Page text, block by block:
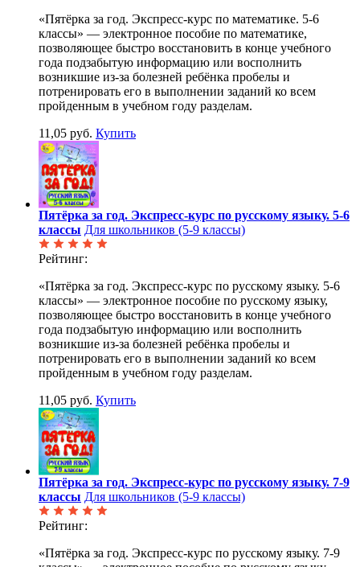
«Пятёрка за год. Экспресс-курс по математике. 5-6
классы» — электронное пособие по математике,
позволяющее быстро восстановить в конце учебного
года подзабытую информацию или восполнить
возникшие из-за болезней ребёнка пробелы и
потренировать его в выполнении заданий ко всем
пройденным в учебном году разделам.
11,05 руб. Купить
Пятёрка за год. Экспресс-курс по русскому языку. 5-6
классы Для школьников (5-9 классы)
Рейтинг:
«Пятёрка за год. Экспресс-курс по русскому языку. 5-6
классы» — электронное пособие по русскому языку,
позволяющее быстро восстановить в конце учебного
года подзабытую информацию или восполнить
возникшие из-за болезней ребёнка пробелы и
потренировать его в выполнении заданий ко всем
пройденным в учебном году разделам.
11,05 руб. Купить
Пятёрка за год. Экспресс-курс по русскому языку. 7-9
классы Для школьников (5-9 классы)
Рейтинг:
«Пятёрка за год. Экспресс-курс по русскому языку. 7-9